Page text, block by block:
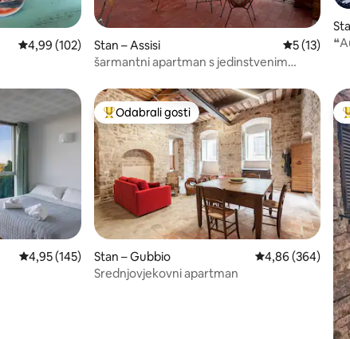
Prosječna ocjena: 4,99/5, recenzija: 102
4,99 (102)
Stan – Assisi Prosječna
5 (13)
šarmantni apartman s jedinstvenim
oznakom „Odabrali gosti”
Prosječna ocjena: 4,95/5, recenzija: 145
4,95 (145)
Među najviše rangiranima s oznakom
Odabrali gosti
Stan – Gubbio Prosječna
4,86 (364)
Srednjovjekovni apartman